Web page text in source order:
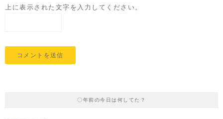
上に表示された文字を入力してください。
〇年前の今日は何してた？